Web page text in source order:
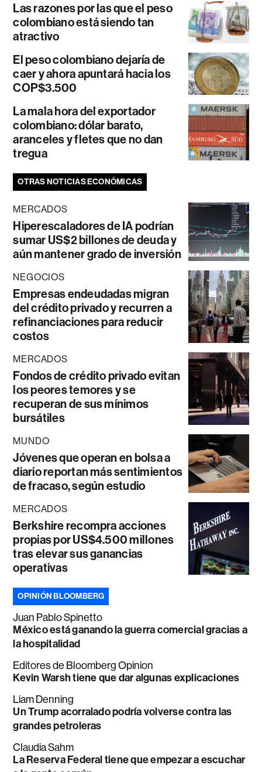
Las razones por las que el peso
colombiano está siendo tan
atractivo
El peso colombiano dejaría de
caer y ahora apuntará hacia los
COP$3.500
La mala hora del exportador
colombiano: dólar barato,
aranceles y fletes que no dan
tregua
OTRAS NOTICIAS ECONÓMICAS
MERCADOS
Hiperescaladores de IA podrían
sumar US$2 billones de deuda y
aún mantener grado de inversión
NEGOCIOS
Empresas endeudadas migran
del crédito privado y recurren a
refinanciaciones para reducir
costos
MERCADOS
Fondos de crédito privado evitan
los peores temores y se
recuperan de sus mínimos
bursátiles
MUNDO
Jóvenes que operan en bolsa a
diario reportan más sentimientos
de fracaso, según estudio
MERCADOS
Berkshire recompra acciones
propias por US$4.500 millones
tras elevar sus ganancias
operativas
OPINIÓN BLOOMBERG
Juan Pablo Spinetto
México está ganando la guerra comercial gracias a
la hospitalidad
Editores de Bloomberg Opinion
Kevin Warsh tiene que dar algunas explicaciones
Liam Denning
Un Trump acorralado podría volverse contra las
grandes petroleras
Claudia Sahm
La Reserva Federal tiene que empezar a escuchar